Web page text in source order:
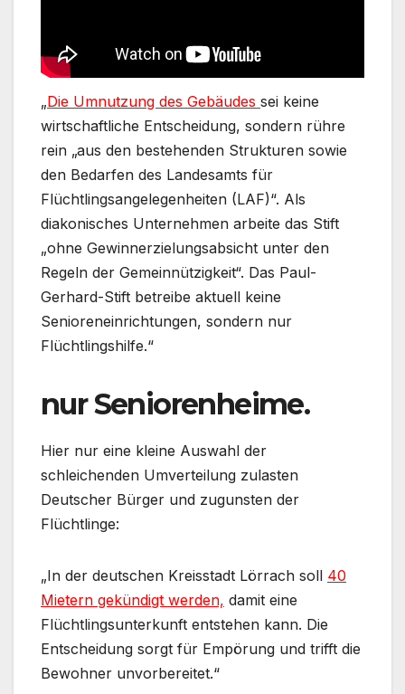
„Die Umnutzung des Gebäudes sei keine
wirtschaftliche Entscheidung, sondern rühre
rein „aus den bestehenden Strukturen sowie
den Bedarfen des Landesamts für
Flüchtlingsangelegenheiten (LAF)“. Als
diakonisches Unternehmen arbeite das Stift
„ohne Gewinnerzielungsabsicht unter den
Regeln der Gemeinnützigkeit“. Das Paul-
Gerhard-Stift betreibe aktuell keine
Senioreneinrichtungen, sondern nur
Flüchtlingshilfe.“
nur Seniorenheime.
Hier nur eine kleine Auswahl der
schleichenden Umverteilung zulasten
Deutscher Bürger und zugunsten der
Flüchtlinge:
„In der deutschen Kreisstadt Lörrach soll 40
Mietern gekündigt werden, damit eine
Flüchtlingsunterkunft entstehen kann. Die
Entscheidung sorgt für Empörung und trifft die
Bewohner unvorbereitet.“